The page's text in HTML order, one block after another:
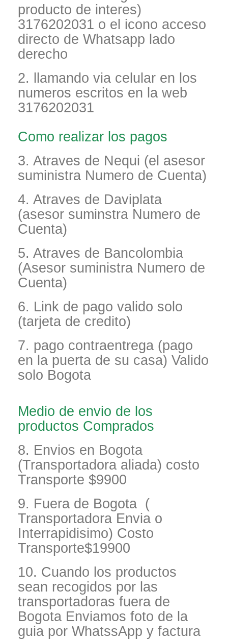
producto de interes)
3176202031 o el icono acceso
directo de Whatsapp lado
derecho
2. llamando via celular en los
numeros escritos en la web
3176202031
Como realizar los pagos
3. Atraves de Nequi (el asesor
suministra Numero de Cuenta)
4. Atraves de Daviplata
(asesor suminstra Numero de
Cuenta)
5. Atraves de Bancolombia
(Asesor suministra Numero de
Cuenta)
6. Link de pago valido solo
(tarjeta de credito)
7. pago contraentrega (pago
en la puerta de su casa) Valido
solo Bogota
Medio de envio de los
productos Comprados
8. Envios en Bogota
(Transportadora aliada) costo
Transporte $9900
9. Fuera de Bogota (
Transportadora Envia o
Interrapidisimo) Costo
Transporte$19900
10. Cuando los productos
sean recogidos por las
transportadoras fuera de
Bogota Enviamos foto de la
guia por WhatssApp y factura